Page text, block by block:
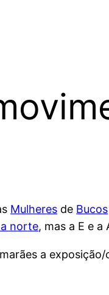
Mulheres de Bucos
norte, mas a E e
a